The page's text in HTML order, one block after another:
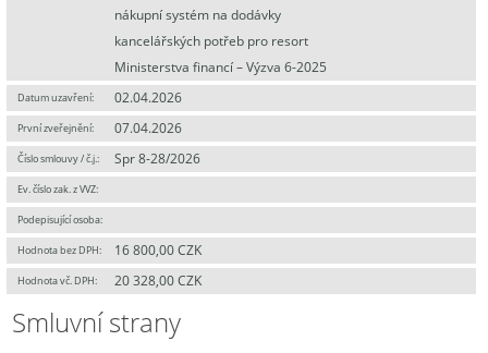
nákupní systém na dodávky
kancelářských potřeb pro resort
Ministerstva financí – Výzva 6-2025
Datum uzavření: 02.04.2026
První zveřejnění: 07.04.2026
Číslo smlouvy / č.j.: Spr 8-28/2026
Ev. číslo zak. z VVZ:
Podepisující osoba:
Hodnota bez DPH: 16 800,00 CZK
Hodnota vč. DPH: 20 328,00 CZK
Smluvní strany